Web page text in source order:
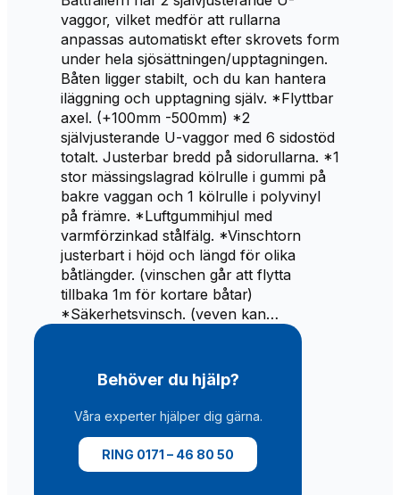
m
ä
n
g
d
vaggor, vilket medför att rullarna
anpassas automatiskt efter skrovets form
under hela sjösättningen/upptagningen.
Båten ligger stabilt, och du kan hantera
iläggning och upptagning själv. *Flyttbar
axel. (+100mm -500mm) *2
självjusterande U-vaggor med 6 sidostöd
totalt. Justerbar bredd på sidorullarna. *1
stor mässingslagrad kölrulle i gummi på
bakre vaggan och 1 kölrulle i polyvinyl
på främre. *Luftgummihjul med
varmförzinkad stålfälg. *Vinschtorn
justerbart i höjd och längd för olika
båtlängder. (vinschen går att flytta
tillbaka 1m för kortare båtar)
*Säkerhetsvinsch. (veven kan…
Behöver du hjälp?
Våra experter hjälper dig gärna.
RING 0171 – 46 80 50